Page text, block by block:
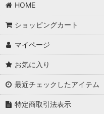
HOME
ショッピングカート
マイページ
お気に入り
最近チェックしたアイテム
特定商取引法表示